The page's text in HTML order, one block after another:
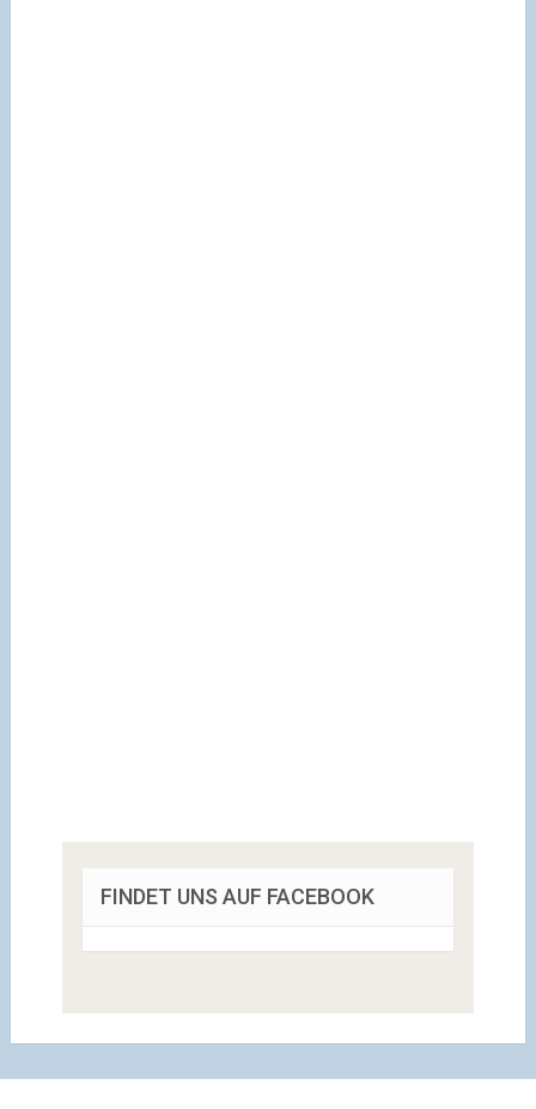
FINDET UNS AUF FACEBOOK